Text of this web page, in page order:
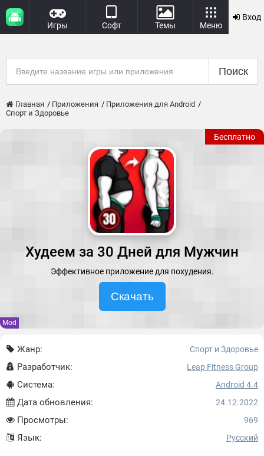
Игры Софт Темы Меню
Вход
Поиск
Главная Приложения
Приложения для Android
Спорт и Здоровье
Бесплатно
Худеем за 30 Дней для Мужчин
Эффективное приложение для похудения.
Скачать
Mod
Жанр: Спорт и Здоровье
Разработчик: Leap Fitness Group
Система: Android 4.4
Дата обновления: 24.12.2022
Просмотры: 969
Язык: Русский